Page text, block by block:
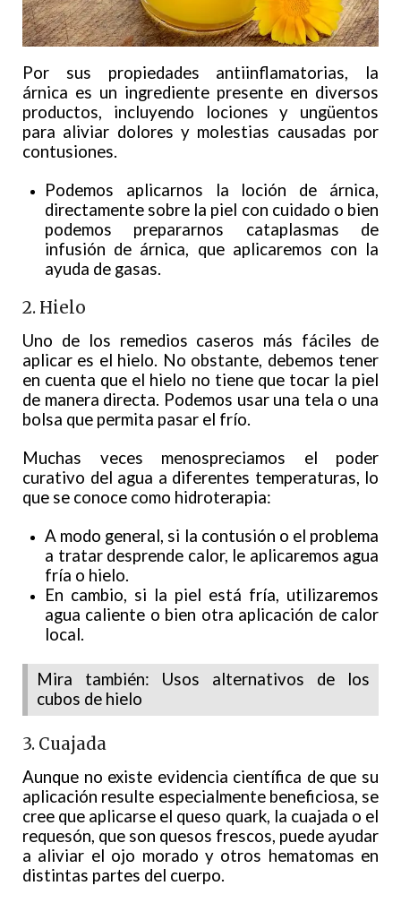
Por sus propiedades antiinflamatorias, la
árnica es un ingrediente presente en diversos
productos, incluyendo lociones y ungüentos
para aliviar dolores y molestias causadas por
contusiones.
Podemos aplicarnos la loción de árnica,
directamente sobre la piel con cuidado o bien
podemos prepararnos cataplasmas de
infusión de árnica, que aplicaremos con la
ayuda de gasas.
2. Hielo
Uno de los remedios caseros más fáciles de
aplicar es el hielo. No obstante, debemos tener
en cuenta que el hielo no tiene que tocar la piel
de manera directa. Podemos usar una tela o una
bolsa que permita pasar el frío.
Muchas veces menospreciamos el poder
curativo del agua a diferentes temperaturas, lo
que se conoce como hidroterapia:
A modo general, si la contusión o el problema
a tratar desprende calor, le aplicaremos agua
fría o hielo.
En cambio, si la piel está fría, utilizaremos
agua caliente o bien otra aplicación de calor
local.
Mira también: Usos alternativos de los
cubos de hielo
3. Cuajada
Aunque no existe evidencia científica de que su
aplicación resulte especialmente beneficiosa, se
cree que aplicarse el queso quark, la cuajada o el
requesón, que son quesos frescos, puede ayudar
a aliviar el ojo morado y otros hematomas en
distintas partes del cuerpo.